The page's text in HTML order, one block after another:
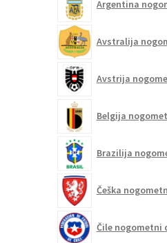
Argentina
Avstralija
Avstrija
Belgija
Brazilija
Češka
Čile nogometni